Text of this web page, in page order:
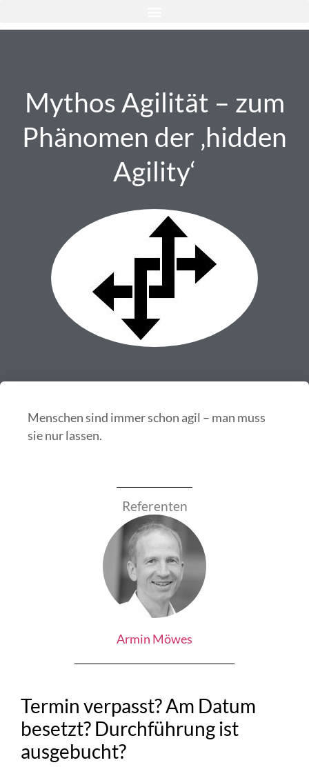
Mythos Agilität – zum
Phänomen der ‚hidden
Agility‘
Menschen sind immer schon agil – man muss
sie nur lassen.
Referenten
Armin Möwes
Termin verpasst? Am Datum
besetzt? Durchführung ist
ausgebucht?